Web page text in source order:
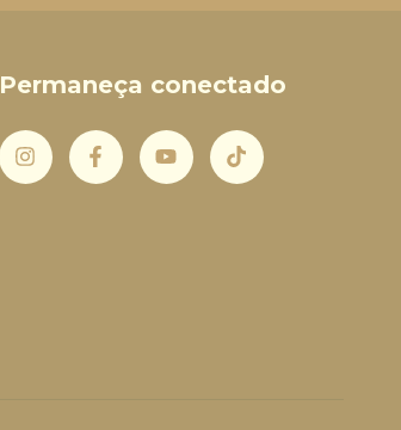
Permaneça conectado